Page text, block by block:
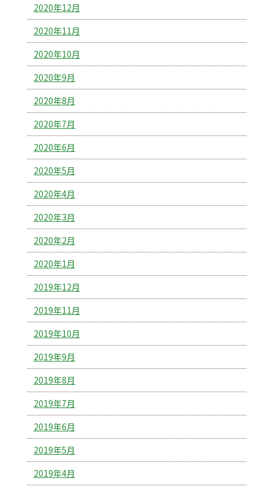
2020年12月
2020年11月
2020年10月
2020年9月
2020年8月
2020年7月
2020年6月
2020年5月
2020年4月
2020年3月
2020年2月
2020年1月
2019年12月
2019年11月
2019年10月
2019年9月
2019年8月
2019年7月
2019年6月
2019年5月
2019年4月